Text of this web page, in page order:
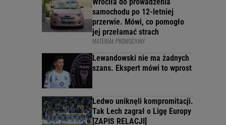
samochodu po 12-letniej
przerwie. Mówi, co pomogło
jej przełamać strach
MATERIAŁ PROMOCYJNY
Lewandowski nie ma żadnych
szans. Ekspert mówi to wprost
Ledwo uniknęli kompromitacji.
Tak Lech zagrał o Ligę Europy
[ZAPIS RELACJI]